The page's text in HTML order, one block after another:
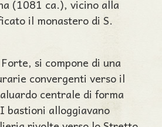
(1081 ca.), vicino alla
il monastero di S.
si compone di una
convergenti verso il
centrale di forma
bastioni alloggiavano